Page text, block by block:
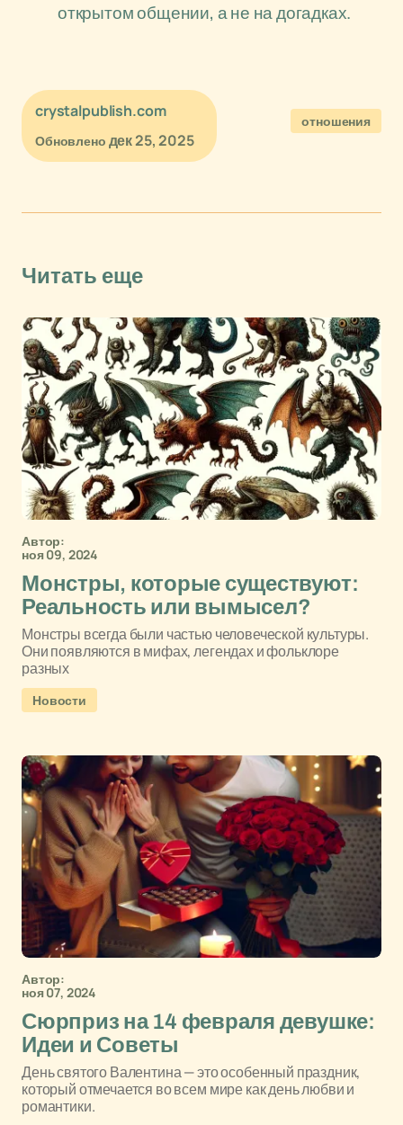
открытом общении, а не на догадках.
crystalpublish.com
Обновлено дек 25, 2025
отношения
Читать еще
Автор:
ноя 09, 2024
Монстры, которые существуют:
Реальность или вымысел?
Монстры всегда были частью человеческой культуры.
Они появляются в мифах, легендах и фольклоре
разных
Новости
Автор:
ноя 07, 2024
Сюрприз на 14 февраля девушке:
Идеи и Советы
День святого Валентина — это особенный праздник,
который отмечается во всем мире как день любви и
романтики.